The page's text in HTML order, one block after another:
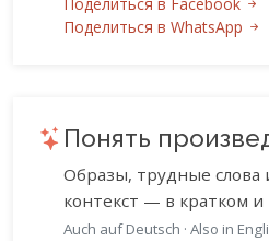
Поделиться в WhatsApp
Понять
Образы, трудные слова
контекст — в кратком
Auch auf Deutsch · Also in